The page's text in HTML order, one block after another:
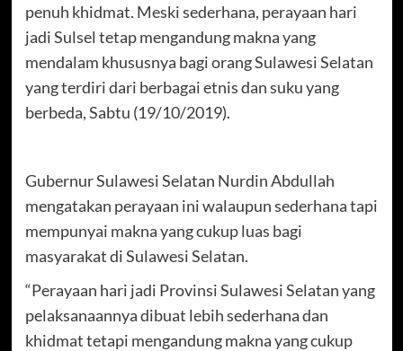
penuh khidmat. Meski sederhana, perayaan hari
jadi Sulsel tetap mengandung makna yang
mendalam khususnya bagi orang Sulawesi Selatan
yang terdiri dari berbagai etnis dan suku yang
berbeda, Sabtu (19/10/2019).
Gubernur Sulawesi Selatan Nurdin Abdullah
mengatakan perayaan ini walaupun sederhana tapi
mempunyai makna yang cukup luas bagi
masyarakat di Sulawesi Selatan.
“Perayaan hari jadi Provinsi Sulawesi Selatan yang
pelaksanaannya dibuat lebih sederhana dan
khidmat tetapi mengandung makna yang cukup